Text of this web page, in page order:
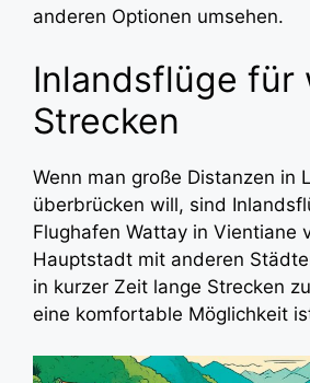
anderen Optionen umsehen.
Inlandsflüge für
Strecken
Wenn man große Distanzen in
überbrücken will, sind
Flughafen Wattay in Vientiane
Hauptstadt mit anderen
in kurzer Zeit lange Strecken
eine komfortable Möglichkeit